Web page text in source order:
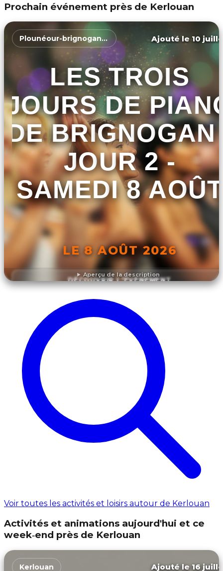
Prochain événement près de Kerlouan
Aperçu de la description
Plounéour-brignogan-plages Ajouté le 10
LES TROIS
JOURS DE
DE BRIGNOGAN
JOUR 2 -
SAMEDI 8 AOÛT
LE 8 AOÛT 2026
DÉCOUVRIR L'ÉVÉNEMENT
Voir toutes les activités et loisirs autour de Kerlouan
Activités et animations aujourd'hui et ce
week‑end près de Kerlouan
Kerlouan Ajouté le 16